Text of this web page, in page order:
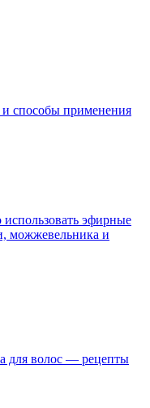
способы применения
эфирные
можжевельника и
для волос — рецепты